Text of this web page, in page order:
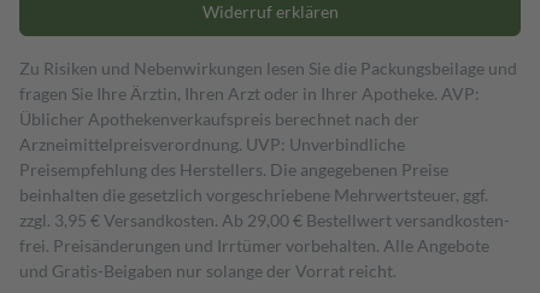
Widerruf erklären
Zu Risiken und Nebenwirkungen lesen Sie die Packungsbeilage und
fragen Sie Ihre Ärztin, Ihren Arzt oder in Ihrer Apotheke. AVP:
Üblicher Apothekenverkaufspreis berechnet nach der
Arzneimittelpreisverordnung. UVP: Unverbindliche
Preisempfehlung des Herstellers. Die angegebenen Preise
beinhalten die gesetzlich vorgeschriebene Mehrwertsteuer, ggf.
zzgl. 3,95 € Versandkosten. Ab 29,00 € Bestell­wert versand­kosten­
frei. Preisänderungen und Irrtümer vorbehalten. Alle Angebote
und Gratis-Beigaben nur solange der Vorrat reicht.